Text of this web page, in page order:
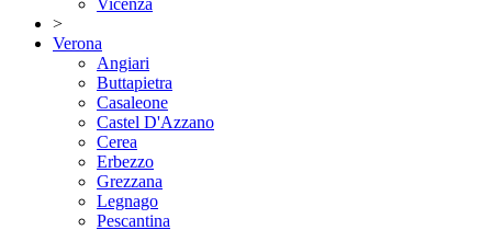
Vicenza
>
Verona
Angiari
Buttapietra
Casaleone
Castel D'Azzano
Cerea
Erbezzo
Grezzana
Legnago
Pescantina